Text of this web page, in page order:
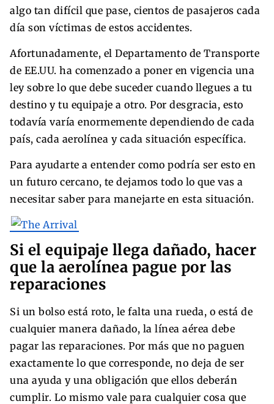
algo tan difícil que pase, cientos de pasajeros cada
día son víctimas de estos accidentes.
Afortunadamente, el Departamento de Transporte
de EE.UU. ha comenzado a poner en vigencia una
ley sobre lo que debe suceder cuando llegues a tu
destino y tu equipaje a otro. Por desgracia, esto
todavía varía enormemente dependiendo de cada
país, cada aerolínea y cada situación específica.
Para ayudarte a entender como podría ser esto en
un futuro cercano, te dejamos todo lo que vas a
necesitar saber para manejarte en esta situación.
Si el equipaje llega dañado, hacer
que la aerolínea pague por las
reparaciones
Si un bolso está roto, le falta una rueda, o está de
cualquier manera dañado, la línea aérea debe
pagar las reparaciones. Por más que no paguen
exactamente lo que corresponde, no deja de ser
una ayuda y una obligación que ellos deberán
cumplir. Lo mismo vale para cualquier cosa que